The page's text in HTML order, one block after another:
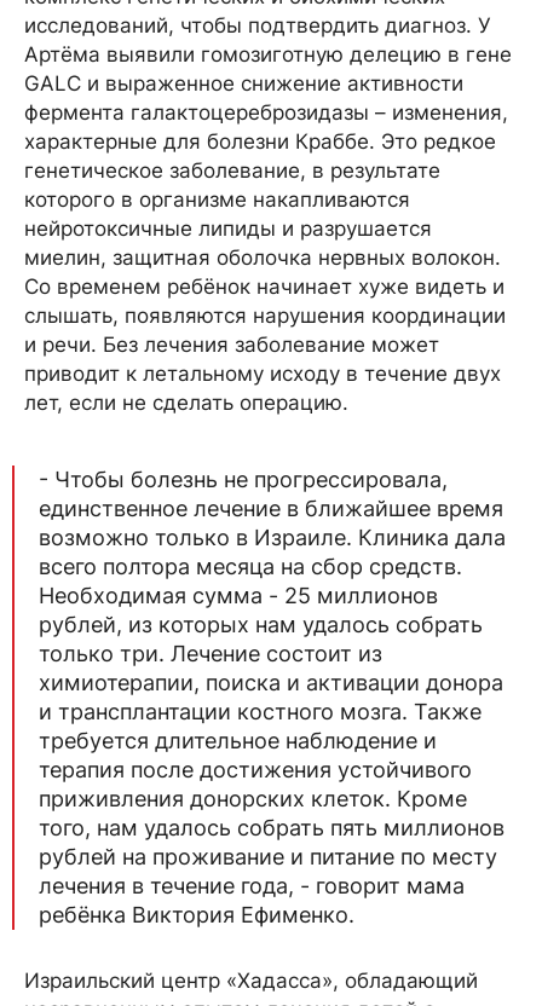
исследований, чтобы подтвердить диагноз. У
Артёма выявили гомозиготную делецию в гене
GALC и выраженное снижение активности
фермента галактоцереброзидазы – изменения,
характерные для болезни Краббе. Это редкое
генетическое заболевание, в результате
которого в организме накапливаются
нейротоксичные липиды и разрушается
миелин, защитная оболочка нервных волокон.
Со временем ребёнок начинает хуже видеть и
слышать, появляются нарушения координации
и речи. Без лечения заболевание может
приводит к летальному исходу в течение двух
лет, если не сделать операцию.
- Чтобы болезнь не прогрессировала,
единственное лечение в ближайшее время
возможно только в Израиле. Клиника дала
всего полтора месяца на сбор средств.
Необходимая сумма - 25 миллионов
рублей, из которых нам удалось собрать
только три. Лечение состоит из
химиотерапии, поиска и активации донора
и трансплантации костного мозга. Также
требуется длительное наблюдение и
терапия после достижения устойчивого
приживления донорских клеток. Кроме
того, нам удалось собрать пять миллионов
рублей на проживание и питание по месту
лечения в течение года, - говорит мама
ребёнка Виктория Ефименко.
Израильский центр «Хадасса», обладающий